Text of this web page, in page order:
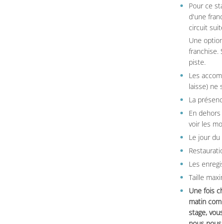
Pour ce
d'une
circuit
Une
franchise.
piste.
Les
laisse) ne
La
En
voir les
Le jour
Les
Taille
Une fois
matin
stage,